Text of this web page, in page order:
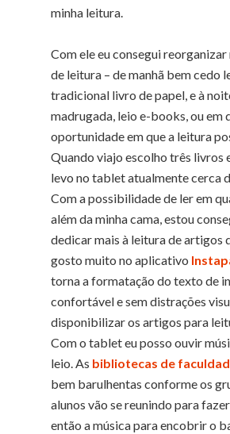
minha leitura.
Com ele eu consegui
de leitura – de manhã bem cedo
tradicional livro de papel, e à
madrugada, leio e-books, ou em
oportunidade em que a leitura
Quando viajo escolho três livros
levo no tablet atualmente cerca
Com a possibilidade de ler em
além da minha cama, estou
dedicar mais à leitura de artigos
gosto muito no aplicativo
torna a formatação do texto de
confortável e sem distrações
disponibilizar os artigos para
Com o tablet eu posso ouvir
leio. As bibliotecas de
bem barulhentas conforme os
alunos vão se reunindo para
então a música para encobrir o